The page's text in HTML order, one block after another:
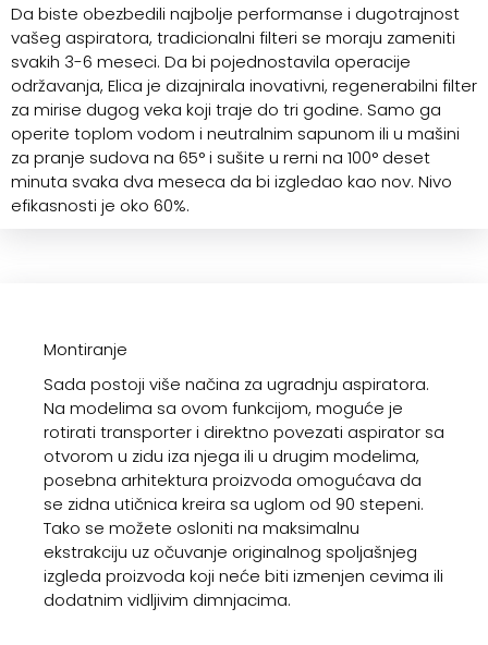
Da biste obezbedili najbolje performanse i dugotrajnost
vašeg aspiratora, tradicionalni filteri se moraju zameniti
svakih 3-6 meseci. Da bi pojednostavila operacije
održavanja, Elica je dizajnirala inovativni, regenerabilni filter
za mirise dugog veka koji traje do tri godine. Samo ga
operite toplom vodom i neutralnim sapunom ili u mašini
za pranje sudova na 65° i sušite u rerni na 100° deset
minuta svaka dva meseca da bi izgledao kao nov. Nivo
efikasnosti je oko 60%.
Montiranje
Sada postoji više načina za ugradnju aspiratora.
Na modelima sa ovom funkcijom, moguće je
rotirati transporter i direktno povezati aspirator sa
otvorom u zidu iza njega ili u drugim modelima,
posebna arhitektura proizvoda omogućava da
se zidna utičnica kreira sa uglom od 90 stepeni.
Tako se možete osloniti na maksimalnu
ekstrakciju uz očuvanje originalnog spoljašnjeg
izgleda proizvoda koji neće biti izmenjen cevima ili
dodatnim vidljivim dimnjacima.